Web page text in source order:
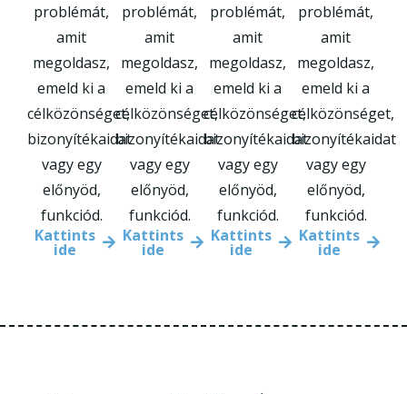
problémát,
amit
megoldasz,
emeld ki a
célközönséget,
bizonyítékaidat
vagy egy
előnyöd,
funkciód.
Kattints
ide
problémát,
amit
megoldasz,
emeld ki a
célközönséget,
bizonyítékaidat
vagy egy
előnyöd,
funkciód.
Kattints
ide
problémát,
amit
megoldasz,
emeld ki a
célközönséget,
bizonyítékaidat
vagy egy
előnyöd,
funkciód.
Kattints
ide
problémát,
amit
megoldasz,
emeld ki a
célközönséget,
bizonyítékaidat
vagy egy
előnyöd,
funkciód.
Kattints
ide